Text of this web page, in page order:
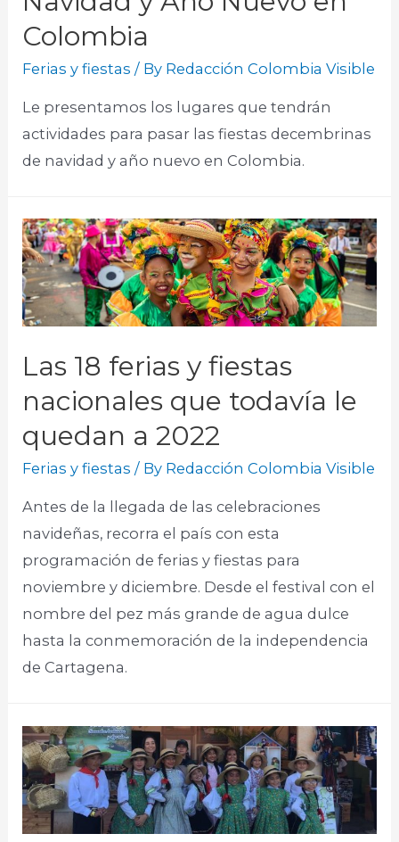
Colombia
Ferias y fiestas / By Redacción Colombia Visible
Le presentamos los lugares que tendrán
actividades para pasar las fiestas decembrinas
de navidad y año nuevo en Colombia.
Las 18 ferias y fiestas
nacionales que todavía le
quedan a 2022
Ferias y fiestas / By Redacción Colombia Visible
Antes de la llegada de las celebraciones
navideñas, recorra el país con esta
programación de ferias y fiestas para
noviembre y diciembre. Desde el festival con el
nombre del pez más grande de agua dulce
hasta la conmemoración de la independencia
de Cartagena.